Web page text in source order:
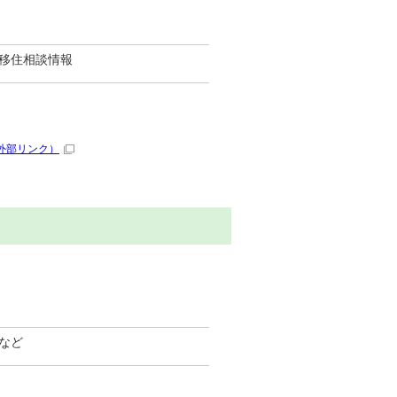
住相談情報
部リンク）
ど